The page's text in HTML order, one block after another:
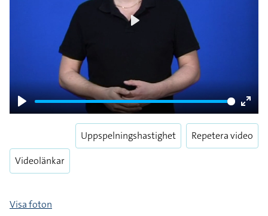
Play
Enter
Videolänkar
Uppspelningshastighet Repetera video
Visa foton